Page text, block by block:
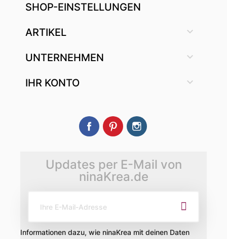
SHOP-EINSTELLUNGEN
ARTIKEL 
UNTERNEHMEN 
IHR KONTO 
FacebookPinterest
Updates per E-Mail von
ninaKrea.de
Informationen dazu, wie ninaKrea mit deinen Daten